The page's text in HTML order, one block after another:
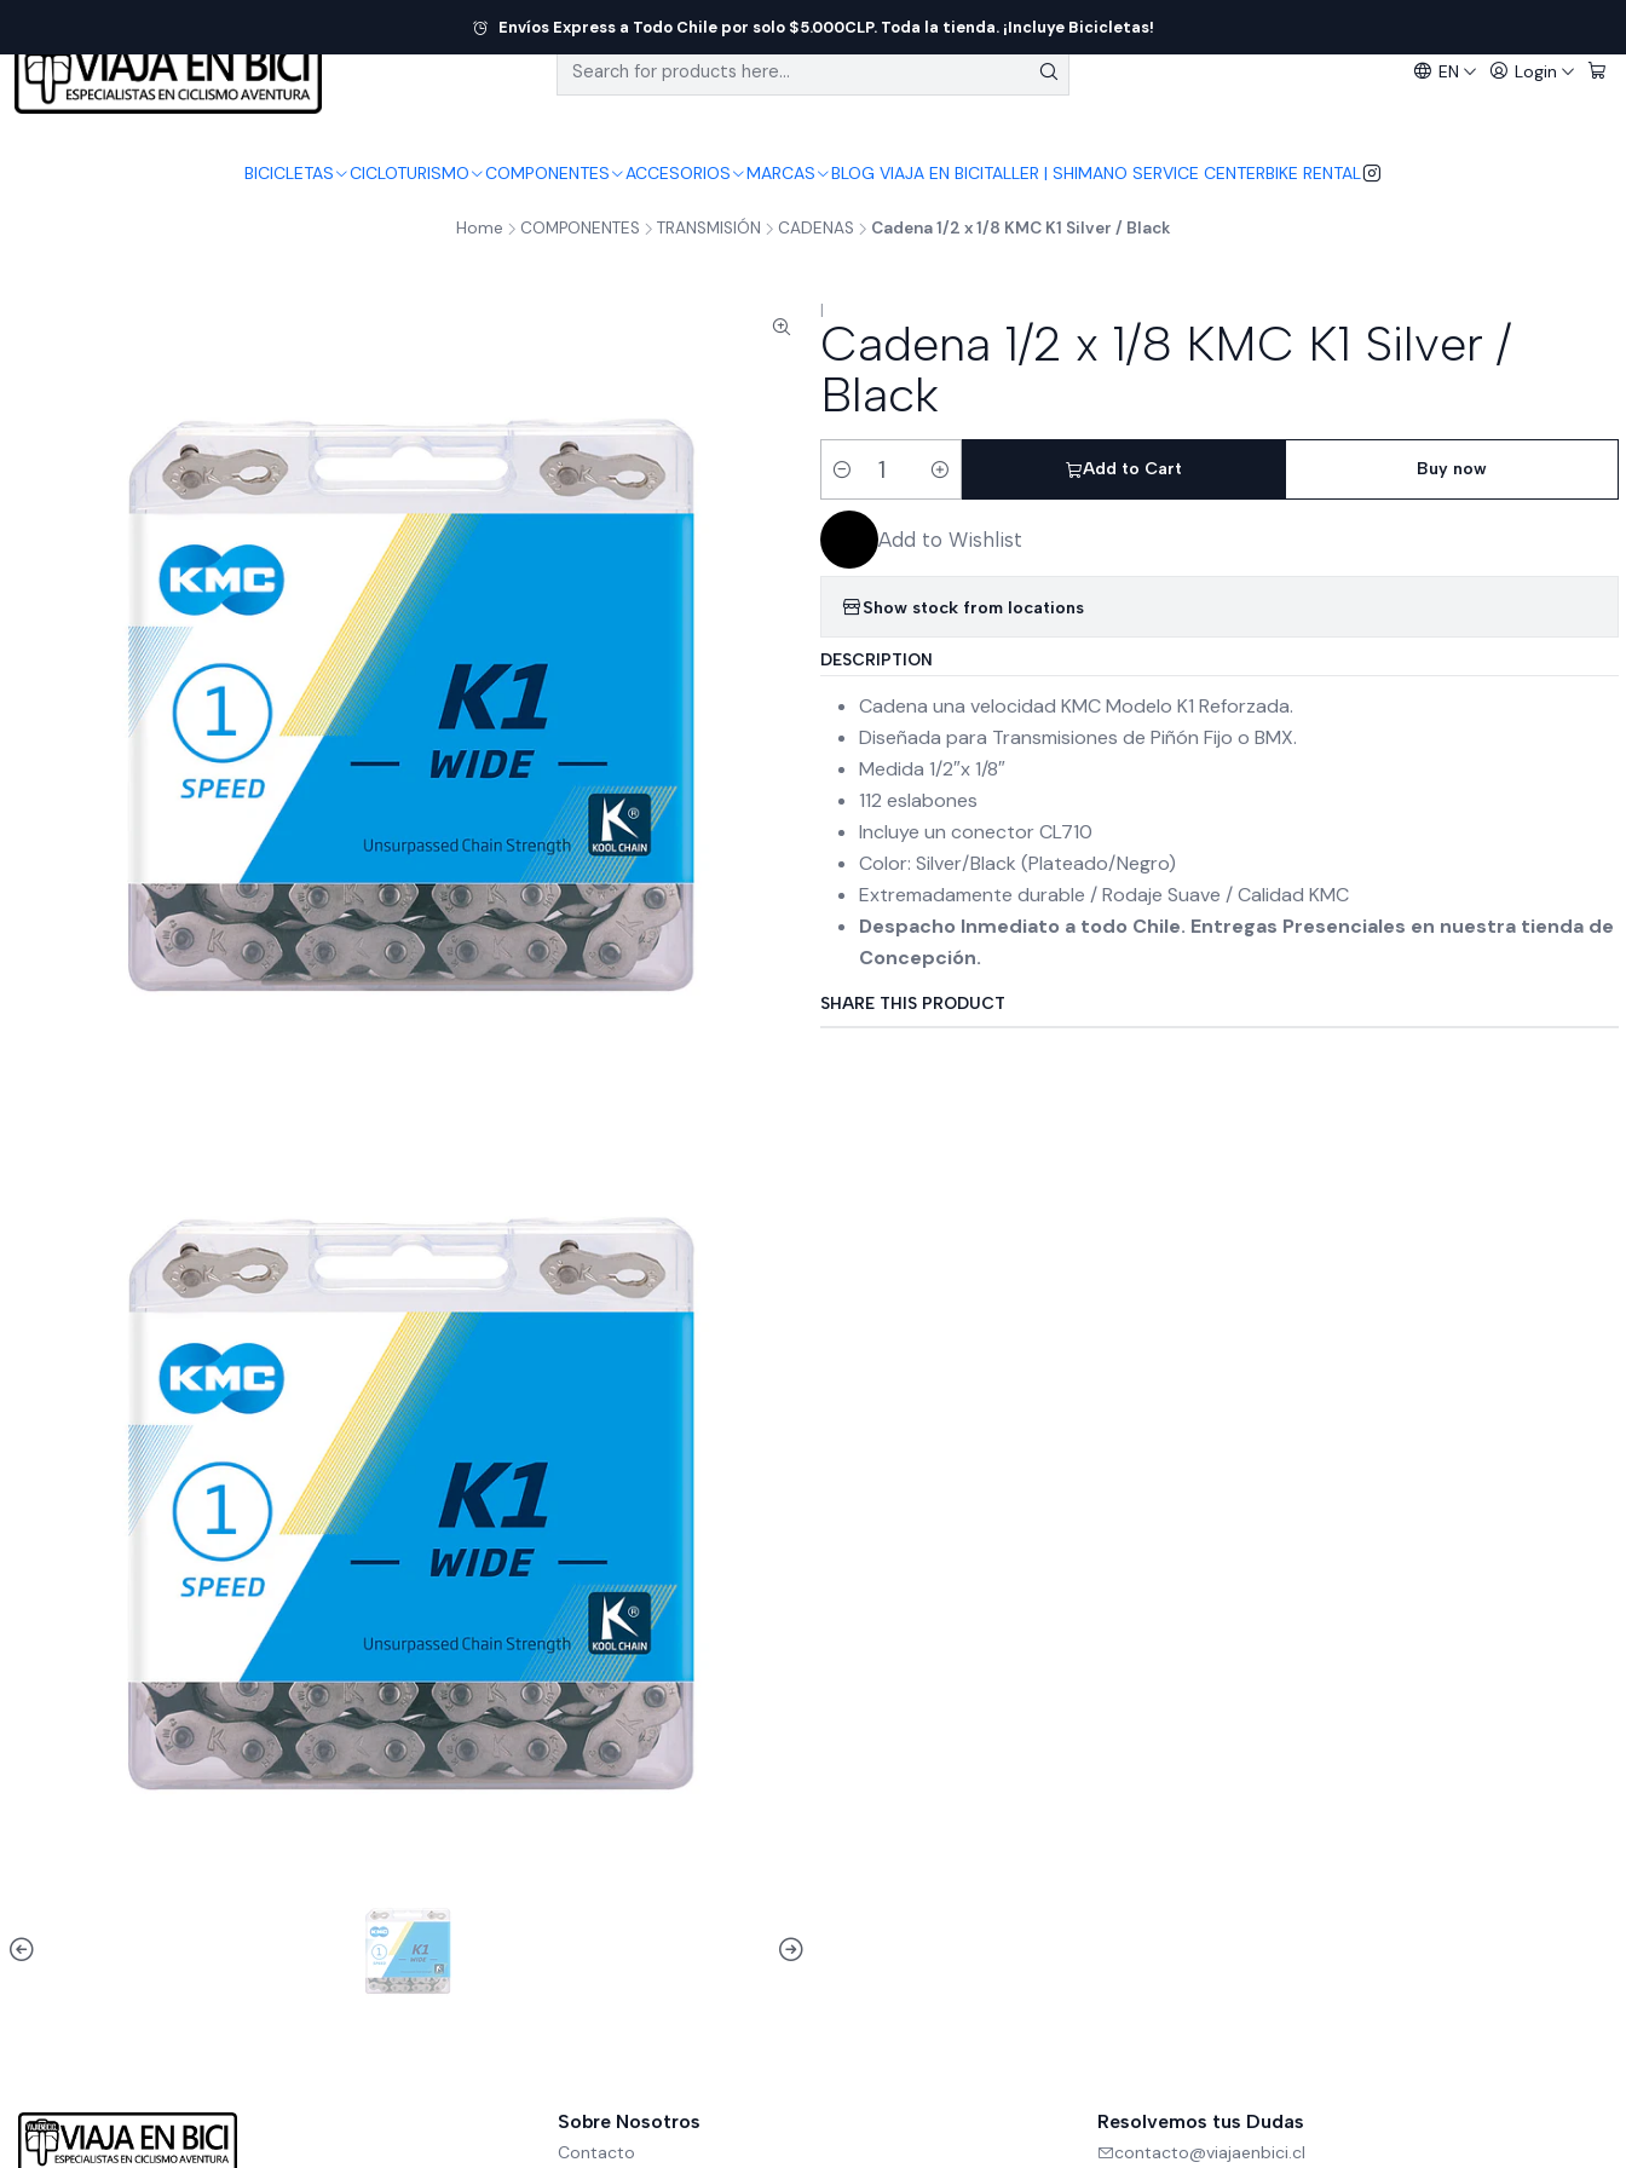
EN Login
BICICLETAS CICLOTURISMO COMPONENTES ACCESORIOS MARCAS BLOG VIAJA EN BICITALLER | SHIMANO SERVICE CENTERBIKE RENTAL
Envíos Express a Todo Chile por solo $5.000CLP. Toda la tienda. ¡Incluye Bicicletas!
Home COMPONENTES TRANSMISIÓN CADENAS Cadena 1/2 x 1/8 KMC K1 Silver / Black
|
Cadena 1/2 x 1/8 KMC K1 Silver /
Black
Quantity
Add to Cart Buy now
Add to Wishlist
Show stock from locations
DESCRIPTION
Cadena una velocidad KMC Modelo K1 Reforzada.
Diseñada para Transmisiones de Piñón Fijo o BMX.
Medida 1/2″x 1/8″
112 eslabones
Incluye un conector CL710
Color: Silver/Black (Plateado/Negro)
Extremadamente durable / Rodaje Suave / Calidad KMC
Despacho Inmediato a todo Chile. Entregas Presenciales en nuestra tienda de
Concepción.
SHARE THIS PRODUCT
Sobre Nosotros
Contacto
Resolvemos tus Dudas
contacto@viajaenbici.cl